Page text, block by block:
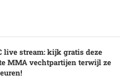
live stream: kijk gratis deze
MMA vechtpartijen terwijl ze